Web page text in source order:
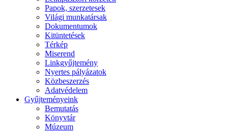
Papok, szerzetesek
Világi munkatársak
Dokumentumok
Kitüntetések
Térkép
Miserend
Linkgyűjtemény
Nyertes pályázatok
Közbeszerzés
Adatvédelem
Gyűjteményeink
Bemutatás
Könyvtár
Múzeum